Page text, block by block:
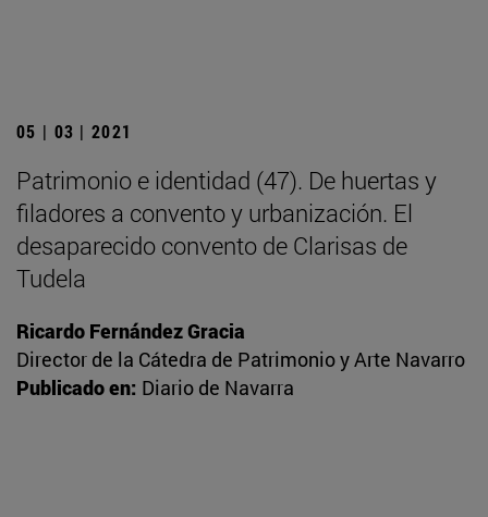
05 | 03 | 2021
Patrimonio e identidad (47). De huertas y
filadores a convento y urbanización. El
desaparecido convento de Clarisas de
Tudela
Ricardo Fernández Gracia
Director de la Cátedra de Patrimonio y Arte Navarro
Publicado en: Diario de Navarra